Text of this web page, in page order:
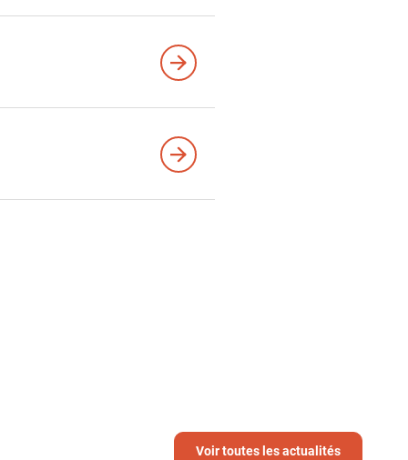
Voir toutes les actualités